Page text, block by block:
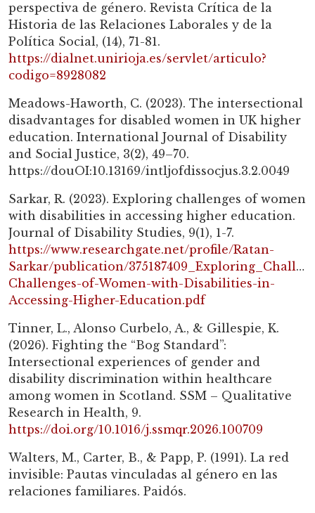
perspectiva de género. Revista Crítica de la
Historia de las Relaciones Laborales y de la
Política Social, (14), 71-81.
https://dialnet.unirioja.es/servlet/articulo?
codigo=8928082
Meadows-Haworth, C. (2023). The intersectional
disadvantages for disabled women in UK higher
education. International Journal of Disability
and Social Justice, 3(2), 49–70.
https://douOI:10.13169/intljofdissocjus.3.2.0049
Sarkar, R. (2023). Exploring challenges of women
with disabilities in accessing higher education.
Journal of Disability Studies, 9(1), 1-7.
https://www.researchgate.net/profile/Ratan-
Sarkar/publication/
Challenges-of-Women-with-Disabilities-in-
Accessing-Higher-Education.pdf
Tinner, L., Alonso Curbelo, A., & Gillespie, K.
(2026). Fighting the “Bog Standard”:
Intersectional experiences of gender and
disability discrimination within healthcare
among women in Scotland. SSM – Qualitative
Research in Health, 9.
https://doi.org/10.1016/j.ssmqr.2026.100709
Walters, M., Carter, B., & Papp, P. (1991). La red
invisible: Pautas vinculadas al género en las
relaciones familiares. Paidós.